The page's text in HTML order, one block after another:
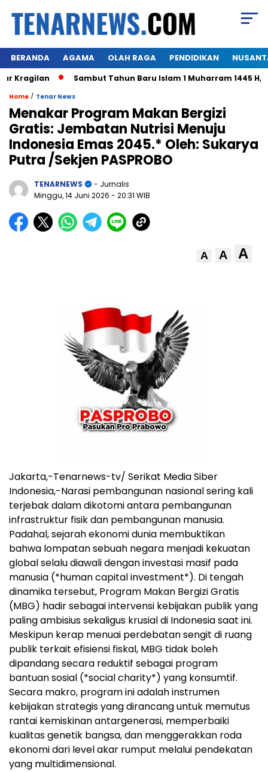
BERANDA AGAMA OLAH RAGA PENDIDIKAN
Sambut Tahun Baru Islam 1 Muharram 1445
Home / Tenar News
Menakar Program Makan Bergizi
Gratis: Jembatan Nutrisi Menuju
Indonesia Emas 2045.* Oleh: Sukarya
Putra /Sekjen PASPROBO
TENARNEWS
- Jurnalis
Minggu, 14 Juni 2026 - 20:31 WIB
A A A
Jakarta,-Tenarnews-tv/ Serikat Media Siber
Indonesia,-Narasi pembangunan nasional sering kali
terjebak dalam dikotomi antara pembangunan
infrastruktur fisik dan pembangunan manusia.
Padahal, sejarah ekonomi dunia membuktikan
bahwa lompatan sebuah negara menjadi kekuatan
global selalu diawali dengan investasi masif pada
manusia (*human capital investment*). Di tengah
dinamika tersebut, Program Makan Bergizi Gratis
(MBG) hadir sebagai intervensi kebijakan publik yang
paling ambisius sekaligus krusial di Indonesia saat ini.
Meskipun kerap menuai perdebatan sengit di ruang
publik terkait efisiensi fiskal, MBG tidak boleh
dipandang secara reduktif sebagai program
bantuan sosial (*social charity*) yang konsumtif.
Secara makro, program ini adalah instrumen
kebijakan strategis yang dirancang untuk memutus
rantai kemiskinan antargenerasi, memperbaiki
kualitas genetik bangsa, dan menggerakkan roda
ekonomi dari level akar rumput melalui pendekatan
yang multidimensional.